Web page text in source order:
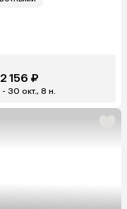
156 ₽
- 30 окт., 8 н.